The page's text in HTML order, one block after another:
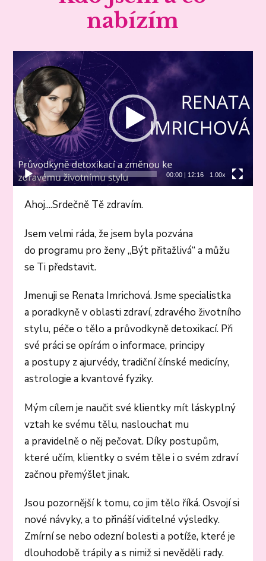
nabízím
Video
přehrávač
00:00| 12:16 1.00x
Ahoj....Srdečně Tě zdravím.
Jsem velmi ráda, že jsem byla pozvána
do programu pro ženy „Být přitažlivá“ a můžu
se Ti představit.
Jmenuji se Renata Imrichová. Jsme specialistka
a poradkyně v oblasti zdraví, zdravého životního
stylu, péče o tělo a průvodkyně detoxikací. Při
své práci se opírám o informace, principy
a postupy z ajurvédy, tradiční čínské medicíny,
astrologie a kvantové fyziky.
Mým cílem je naučit své klientky mít láskyplný
vztah ke svému tělu, naslouchat mu
a pravidelně o něj pečovat. Díky postupům,
které učím, klientky o svém těle i o svém zdraví
začnou přemýšlet jinak.
Jsou pozornější k tomu, co jim tělo říká. Osvojí si
nové návyky, a to přináší viditelné výsledky.
Zmírní se nebo odezní bolesti a potíže, které je
dlouhodobě trápily a s nimiž si nevěděli rady.